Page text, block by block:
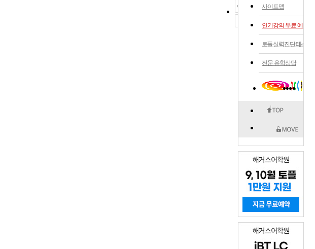
사이트맵
인기강의 무료 예약
토플 실력 진단 테스트
전문 유학상담